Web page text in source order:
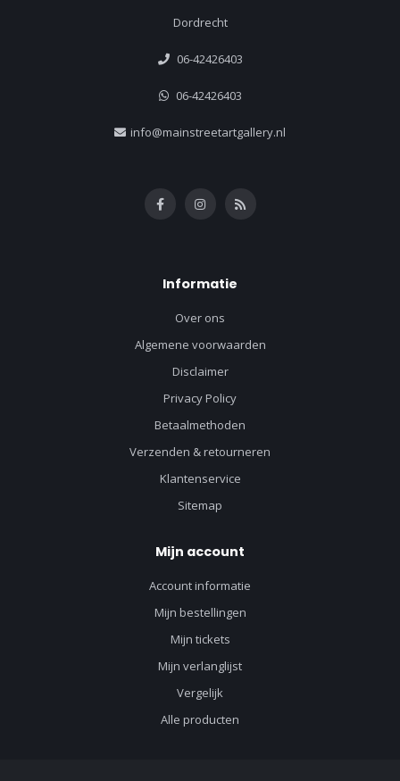
Dordrecht
06-42426403
06-42426403
info@mainstreetartgallery.nl
Informatie
Over ons
Algemene voorwaarden
Disclaimer
Privacy Policy
Betaalmethoden
Verzenden & retourneren
Klantenservice
Sitemap
Mijn account
Account informatie
Mijn bestellingen
Mijn tickets
Mijn verlanglijst
Vergelijk
Alle producten